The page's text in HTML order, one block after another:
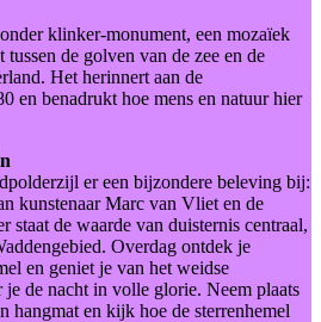
klinker-monument, een mozaïek
de golven van de zee en de
Het herinnert aan de
en benadrukt hoe mens en natuur hier
er een bijzondere beleving bij:
kunstenaar Marc van Vliet en de
staat de waarde van duisternis centraal,
Overdag ontdek je
en geniet je van het weidse
je de nacht in volle glorie. Neem plaats
hangmat en kijk hoe de sterrenhemel